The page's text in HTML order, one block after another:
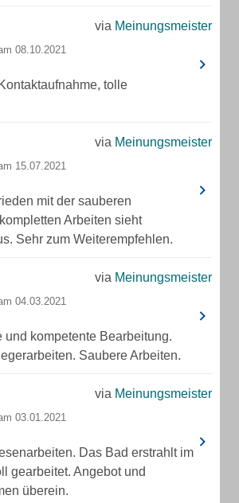
via Meinungsmeister
08.10.2021
tolle
via Meinungsmeister
15.07.2021
mit der sauberen
Arbeiten sieht
Sehr zum Weiterempfehlen.
via Meinungsmeister
04.03.2021
und kompetente Bearbeitung.
Saubere Arbeiten.
via Meinungsmeister
03.01.2021
Das Bad erstrahlt im
gearbeitet. Angebot und
überein.